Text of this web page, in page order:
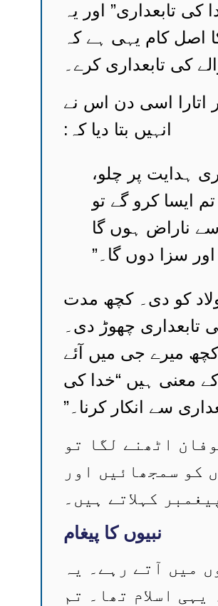
تابعداری” اور یہ
اصل کام یہی ہے کہ
کی تابعداری کرے۔
اسی دن اس نے
انہیں بتا دیا کہ:
ہدایت پر چلو،
ایسا کرو گے تو
ناراض ہوں گا
اور سزا دوں گا۔”
کو دی۔ کچھ مدت
تابعداری چھوڑ دی۔
کچھ میرے جی میں آئے
معنی ہیں “خدا کی
سے انکار کرنا۔”
اٹھنے لگا تو
کو سمجھائیں اور
کہلاتے ہیں۔
نبیوں کا پیغام
میں آتے رہے۔ یہ
اسلام تھا۔ تم